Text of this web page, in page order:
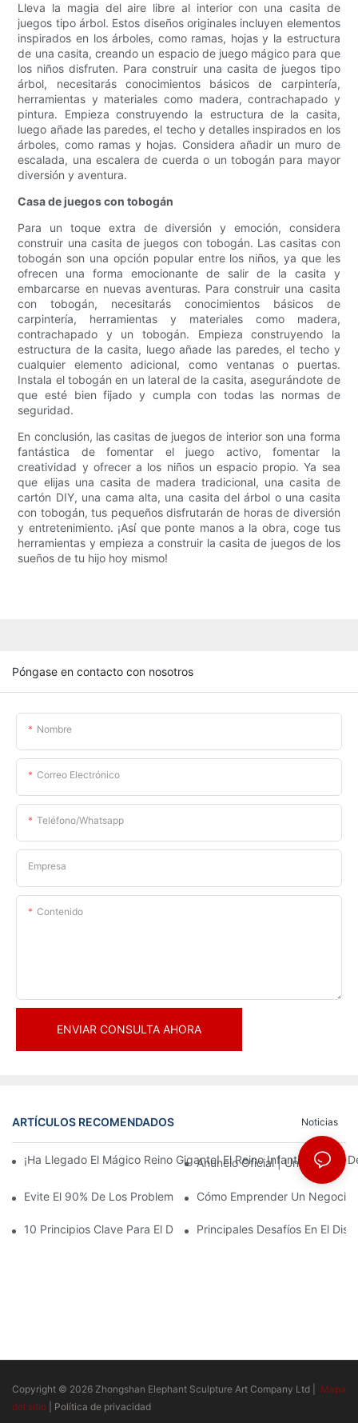
Lleva la magia del aire libre al interior con una casita de
juegos tipo árbol. Estos diseños originales incluyen elementos
inspirados en los árboles, como ramas, hojas y la estructura
de una casita, creando un espacio de juego mágico para que
los niños disfruten. Para construir una casita de juegos tipo
árbol, necesitarás conocimientos básicos de carpintería,
herramientas y materiales como madera, contrachapado y
pintura. Empieza construyendo la estructura de la casita,
luego añade las paredes, el techo y detalles inspirados en los
árboles, como ramas y hojas. Considera añadir un muro de
escalada, una escalera de cuerda o un tobogán para mayor
diversión y aventura.
Casa de juegos con tobogán
Para un toque extra de diversión y emoción, considera
construir una casita de juegos con tobogán. Las casitas con
tobogán son una opción popular entre los niños, ya que les
ofrecen una forma emocionante de salir de la casita y
embarcarse en nuevas aventuras. Para construir una casita
con tobogán, necesitarás conocimientos básicos de
carpintería, herramientas y materiales como madera,
contrachapado y un tobogán. Empieza construyendo la
estructura de la casita, luego añade las paredes, el techo y
cualquier elemento adicional, como ventanas o puertas.
Instala el tobogán en un lateral de la casita, asegurándote de
que esté bien fijado y cumpla con todas las normas de
seguridad.
En conclusión, las casitas de juegos de interior son una forma
fantástica de fomentar el juego activo, fomentar la
creatividad y ofrecer a los niños un espacio propio. Ya sea
que elijas una casita de madera tradicional, una casita de
cartón DIY, una cama alta, una casita del árbol o una casita
con tobogán, tus pequeños disfrutarán de horas de diversión
y entretenimiento. ¡Así que ponte manos a la obra, coge tus
herramientas y empieza a construir la casita de juegos de los
sueños de tu hijo hoy mismo!
Póngase en contacto con nosotros
Nombre
Correo Electrónico
Teléfono/whatsapp
Empresa
Contenido
ENVIAR CONSULTA AHORA
ARTÍCULOS RECOMENDADOS Noticias
¡Ha Llegado El Mágico Reino Gigante! El Reino Infantil Modoqi
Anuncio Oficial | Un Primer
Evite El 90% De Los Problemas: Al Invertir En Un Centro
Cómo Emprender Un Negocio
10 Principios Clave Para El Diseño Exitoso De Un Parque
Principales Desafíos En El
Copyright © 2026 Zhongshan Elephant Sculpture Art Company Ltd |
Mapa
del sitio
Política de privacidad